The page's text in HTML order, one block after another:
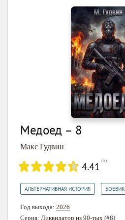
Медоед – 8
Макс Гудвин
4.41 (5)
АЛЬТЕРНАТИВНАЯ ИСТОРИЯ БОЕВИК
Год выхода: 2026
Серия: Ликвидатор из 90-тых (#8)